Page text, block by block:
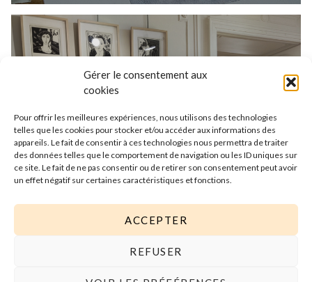
Gérer le consentement aux
cookies
Pour offrir les meilleures expériences, nous utilisons des technologies
telles que les cookies pour stocker et/ou accéder aux informations des
appareils. Le fait de consentir à ces technologies nous permettra de traiter
des données telles que le comportement de navigation ou les ID uniques sur
ce site. Le fait de ne pas consentir ou de retirer son consentement peut avoir
un effet négatif sur certaines caractéristiques et fonctions.
ACCEPTER
REFUSER